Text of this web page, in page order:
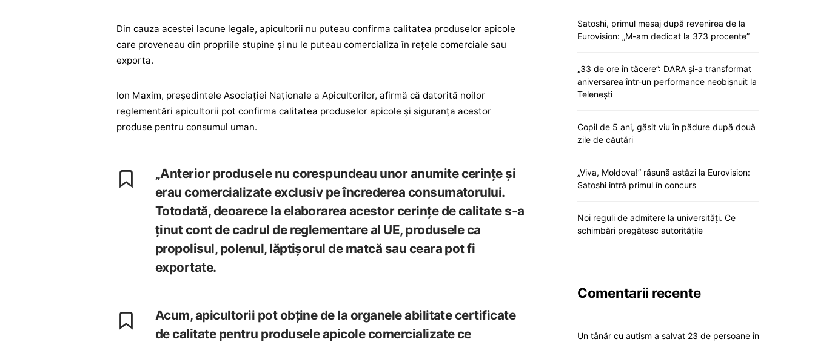
Din cauza acestei lacune legale, apicultorii nu puteau confirma calitatea produselor apicole
care proveneau din propriile stupine și nu le puteau comercializa în rețele comerciale sau
exporta.
Ion Maxim, președintele Asociației Naționale a Apicultorilor, afirmă că datorită noilor
reglementări apicultorii pot confirma calitatea produselor apicole și siguranța acestor
produse pentru consumul uman.
„Anterior produsele nu corespundeau unor anumite cerințe și
erau comercializate exclusiv pe încrederea consumatorului.
Totodată, deoarece la elaborarea acestor cerințe de calitate s-a
ținut cont de cadrul de reglementare al UE, produsele ca
propolisul, polenul, lăptișorul de matcă sau ceara pot fi
exportate.
Acum, apicultorii pot obține de la organele abilitate certificate
de calitate pentru produsele apicole comercializate ce
Satoshi, primul mesaj după revenirea de la
Eurovision: „M-am dedicat la 373 procente”
„33 de ore în tăcere”: DARA și-a transformat
aniversarea într-un performance neobișnuit la
Telenești
Copil de 5 ani, găsit viu în pădure după două
zile de căutări
„Viva, Moldova!” răsună astăzi la Eurovision:
Satoshi intră primul în concurs
Noi reguli de admitere la universități. Ce
schimbări pregătesc autoritățile
Comentarii recente
Un tânăr cu autism a salvat 23 de persoane în